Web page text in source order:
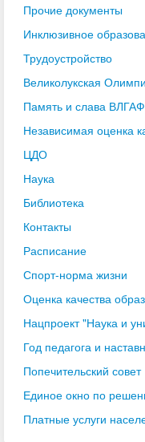
Прочие документы
Инклюзивное
Трудоустройство
Великолукская
Память и слава
Независимая оценка
ЦДО
Наука
Библиотека
Контакты
Расписание
Спорт-норма жизни
Оценка качества
Нацпроект "Наука и
Год педагога и
Попечительский совет
Единое окно по
Платные услуги